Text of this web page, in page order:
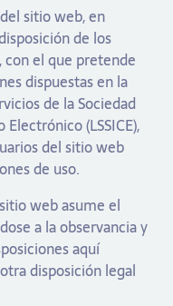
sitio web, en
de los
el que pretende
dispuestas en la
de la Sociedad
(LSSICE),
del sitio web
de uso.
web asume el
a la observancia y
aquí
disposición legal